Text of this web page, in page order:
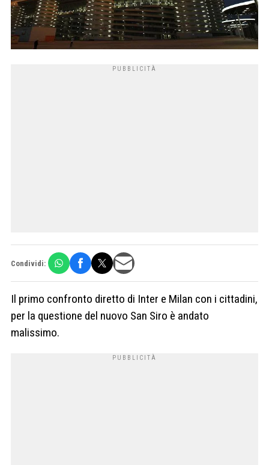
Condividi:
Il primo confronto diretto di Inter e Milan con i cittadini,
per la questione del nuovo San Siro è andato
malissimo.